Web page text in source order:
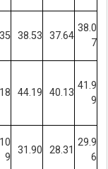
38.53 37.64
38.0
7
44.19 40.13
41.9
9
9
31.90 28.31
29.9
6